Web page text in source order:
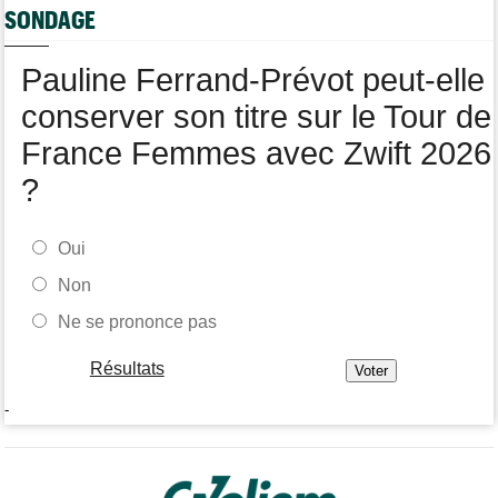
Kasia Niewiadoma fait coup double sur la 7e étape
Joao Almeida a abandonné après une nouvelle chute
SONDAGE
Pauline Ferrand-Prévot peut-elle
conserver son titre sur le Tour de
France Femmes avec Zwift 2026
?
Oui
Non
Ne se prononce pas
Résultats
-